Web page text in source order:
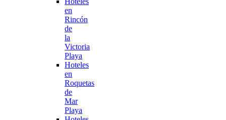
en
Rincón
de
la
Victoria
Playa
Hoteles
en
Roquetas
de
Mar
Playa